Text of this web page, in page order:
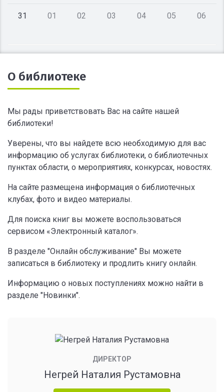
31 01 02 03 04 05 06
О библиотеке
Мы рады приветствовать Вас на сайте нашей
библиотеки!
Уверены, что вы найдете всю необходимую для вас
информацию об услугах библиотеки, о библиотечных
пунктах области, о мероприятиях, конкурсах, новостях.
На сайте размещена информация о библиотечных
клубах, фото и видео материалы.
Для поиска книг вы можете воспользоваться
сервисом «Электронный каталог».
В разделе "Онлайн обслуживание" Вы можете
записаться в библиотеку и продлить книгу онлайн.
Информацию о новых поступлениях можно найти в
разделе "Новинки".
ДИРЕКТОР
Негрей Наталия Рустамовна